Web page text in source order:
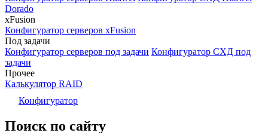
Dorado
xFusion
Конфигуратор серверов xFusion
Под задачи
Конфигуратор серверов под задачи Конфигуратор СХД под
задачи
Прочее
Калькулятор RAID
Конфигуратор
Поиск по сайту